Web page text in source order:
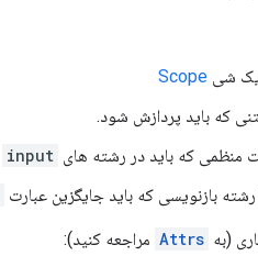
Scope
که باید پردازش شود.
منظمی که باید در رشته های input
(به Attrs مراجعه کنید):